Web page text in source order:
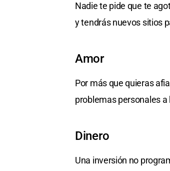
Nadie te pide que te
y tendrás nuevos sitios
Amor
Por más que quieras
problemas personales a
Dinero
Una inversión no